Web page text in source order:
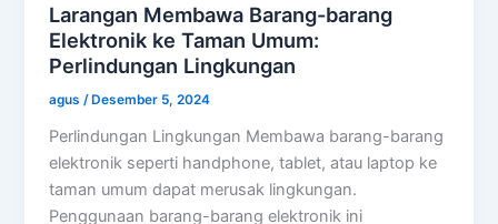
Larangan Membawa Barang-barang
Elektronik ke Taman Umum:
Perlindungan Lingkungan
agus/Desember 5, 2024
Perlindungan Lingkungan Membawa barang-barang
elektronik seperti handphone, tablet, atau laptop ke
taman umum dapat merusak lingkungan.
Penggunaan barang-barang elektronik ini